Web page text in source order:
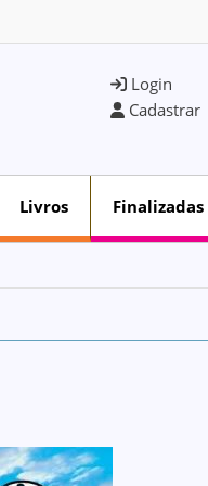
Login
Cadastrar
Livros Finalizadas